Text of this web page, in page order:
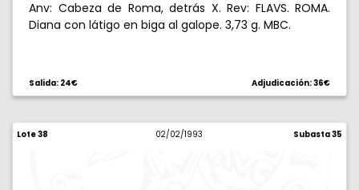
Anv: Cabeza de Roma, detrás X. Rev: FLAVS. ROMA.
Diana con látigo en biga al galope. 3,73 g. MBC.
Salida: 24€ Adjudicación: 36€
Lote 38 02/02/1993 Subasta 35